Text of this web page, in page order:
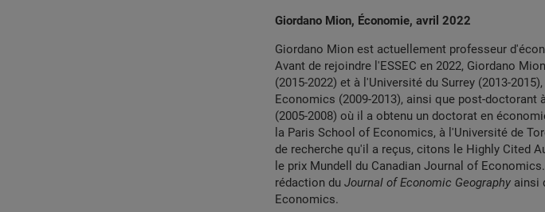
Giordano Mion, Économie, avril 2022
Giordano Mion est actuellement professeur
Avant de rejoindre l'ESSEC en 2022, Giordano
(2015-2022) et à l'Université du Surrey (2013-
Economics (2009-2013), ainsi que post-doctorant
(2005-2008) où il a obtenu un doctorat en
la Paris School of Economics, à l'Université de
de recherche qu'il a reçus, citons le Highly Cited
le prix Mundell du Canadian Journal of
rédaction du Journal of Economic Geography ainsi
Economics.